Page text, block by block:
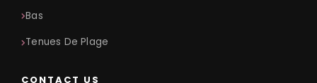
Bas
Tenues De Plage
CONTACT US